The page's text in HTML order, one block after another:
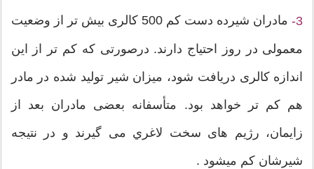
3- مادران شیرده دست کم 500 کالری بیش تر از وضعیت
معمولی در روز احتیاج دارند. درصورتی که کم تر از این
اندازه کالری دریافت شود، ميزان شیر تولید شده در مادر
هم کم تر خواهد بود. متأسفانه بعضی مادران بعد از
زایمان، رژیم های سخت لاغري می گیرند و در نتيجه
شیرشان کم ميشود .